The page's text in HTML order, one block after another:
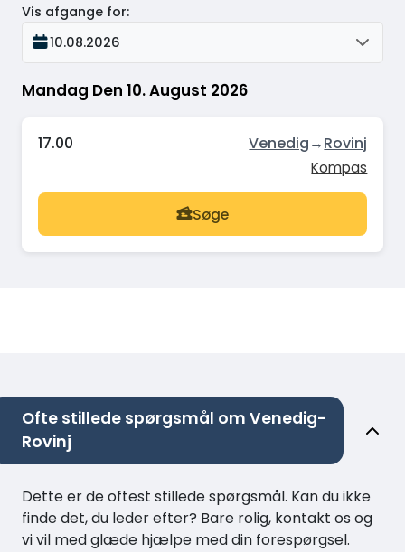
Mandag Den 10. August 2026
Vis afgange for:
10.08.2026
17.00 Venedig→Rovinj
Kompas
Søge
Ofte stillede spørgsmål om Venedig-
Rovinj
Dette er de oftest stillede spørgsmål. Kan du ikke
finde det, du leder efter? Bare rolig, kontakt os og
vi vil med glæde hjælpe med din forespørgsel.